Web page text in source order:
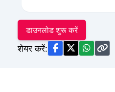
डाउनलोड शुरू करें
शेयर करें: